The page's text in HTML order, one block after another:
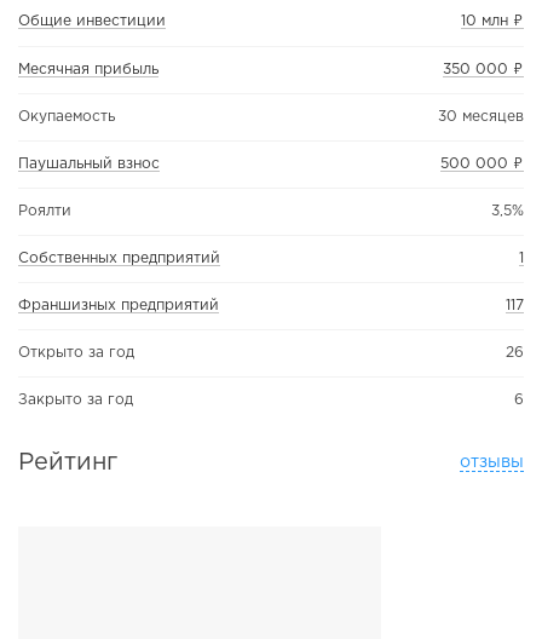
Общие инвестиции 10 млн ₽
Месячная прибыль 350 000 ₽
Окупаемость 30 месяцев
Паушальный взнос 500 000 ₽
Роялти 3,5%
Собственных предприятий 1
Франшизных предприятий 117
Открыто за год 26
Закрыто за год 6
Рейтинг отзывы